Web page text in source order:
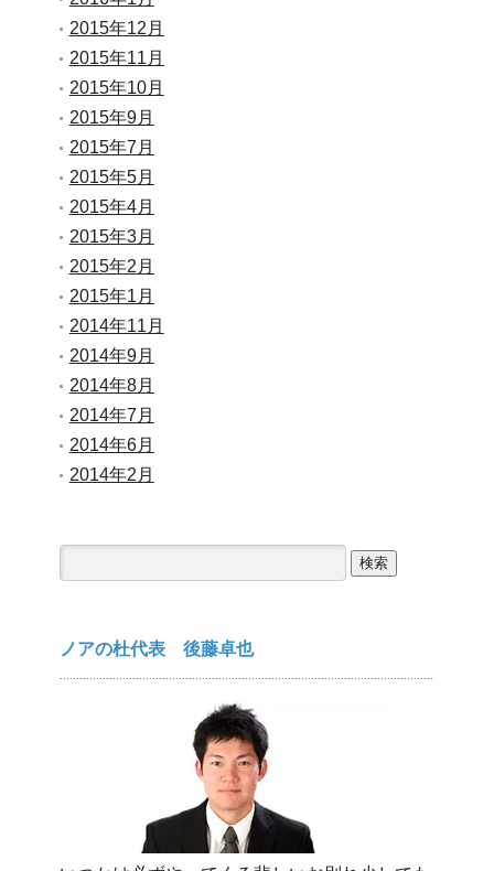
2015年12月
2015年11月
2015年10月
2015年9月
2015年7月
2015年5月
2015年4月
2015年3月
2015年2月
2015年1月
2014年11月
2014年9月
2014年8月
2014年7月
2014年6月
2014年2月
索:
ノアの杜代表 後藤卓也